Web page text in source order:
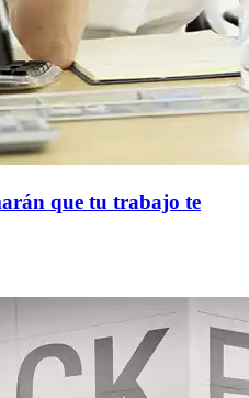
que tu trabajo te